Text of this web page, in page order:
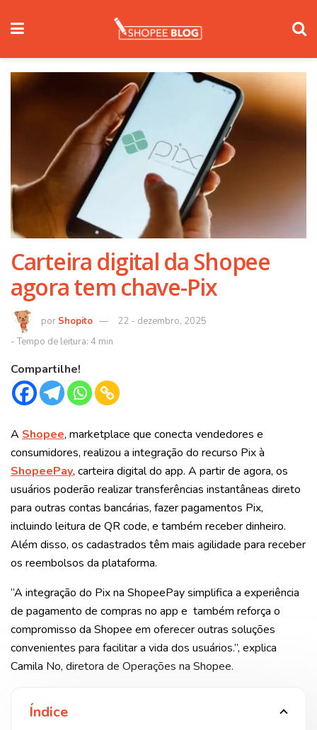
Carteira digital da Shopee
agora tem chave-Pix
Shopito 22 - dezembro, 2025
Compartilhe!
A Shopee, marketplace que conecta vendedores e
consumidores, realizou a integração do recurso Pix à
ShopeePay, carteira digital do app. A partir de agora, os
usuários poderão realizar transferências instantâneas direto
para outras contas bancárias, fazer pagamentos Pix,
incluindo leitura de QR code, e também receber dinheiro.
Além disso, os cadastrados têm mais agilidade para receber
os reembolsos da plataforma.
“A integração do Pix na ShopeePay simplifica a experiência
de pagamento de compras no app e também reforça o
compromisso da Shopee em oferecer outras soluções
convenientes para facilitar a vida dos usuários.”, explica
Camila No, diretora de Operações na Shopee.
Índice